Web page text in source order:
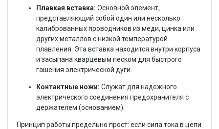
Плавкая вставка: Основной элемент,
представляющий собой один или несколько
калиброванных проводников из меди, цинка или
других металлов с низкой температурой
плавления. Эта вставка находится внутри корпуса
и засыпана кварцевым песком для быстрого
гашения электрической дуги.
Контактные ножи: Служат для надёжного
электрического соединения предохранителя с
держателем (основанием).
Принцип работы предельно прост: если сила тока в цепи